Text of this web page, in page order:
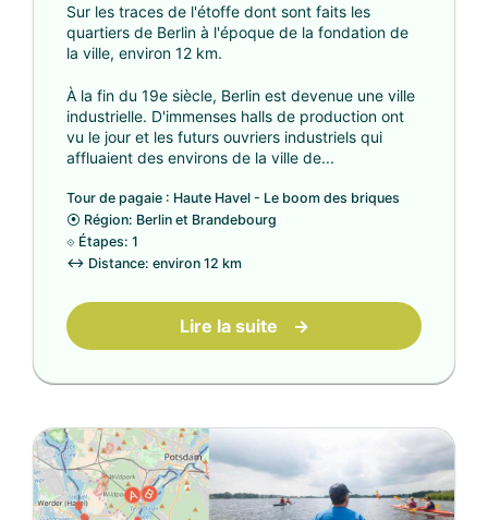
Sur les traces de l'étoffe dont sont faits les
quartiers de Berlin à l'époque de la fondation de
la ville, environ 12 km.
À la fin du 19e siècle, Berlin est devenue une ville
industrielle. D'immenses halls de production ont
vu le jour et les futurs ouvriers industriels qui
affluaient des environs de la ville de...
Tour de pagaie : Haute Havel - Le boom des briques
⦿ Région: Berlin et Brandebourg
⟐ Étapes: 1
↔ Distance: environ 12 km
Lire la suite →